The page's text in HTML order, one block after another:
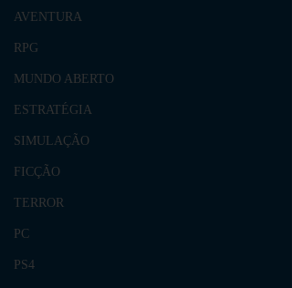
AVENTURA
RPG
MUNDO ABERTO
ESTRATÉGIA
SIMULAÇÃO
FICÇÃO
TERROR
PC
PS4